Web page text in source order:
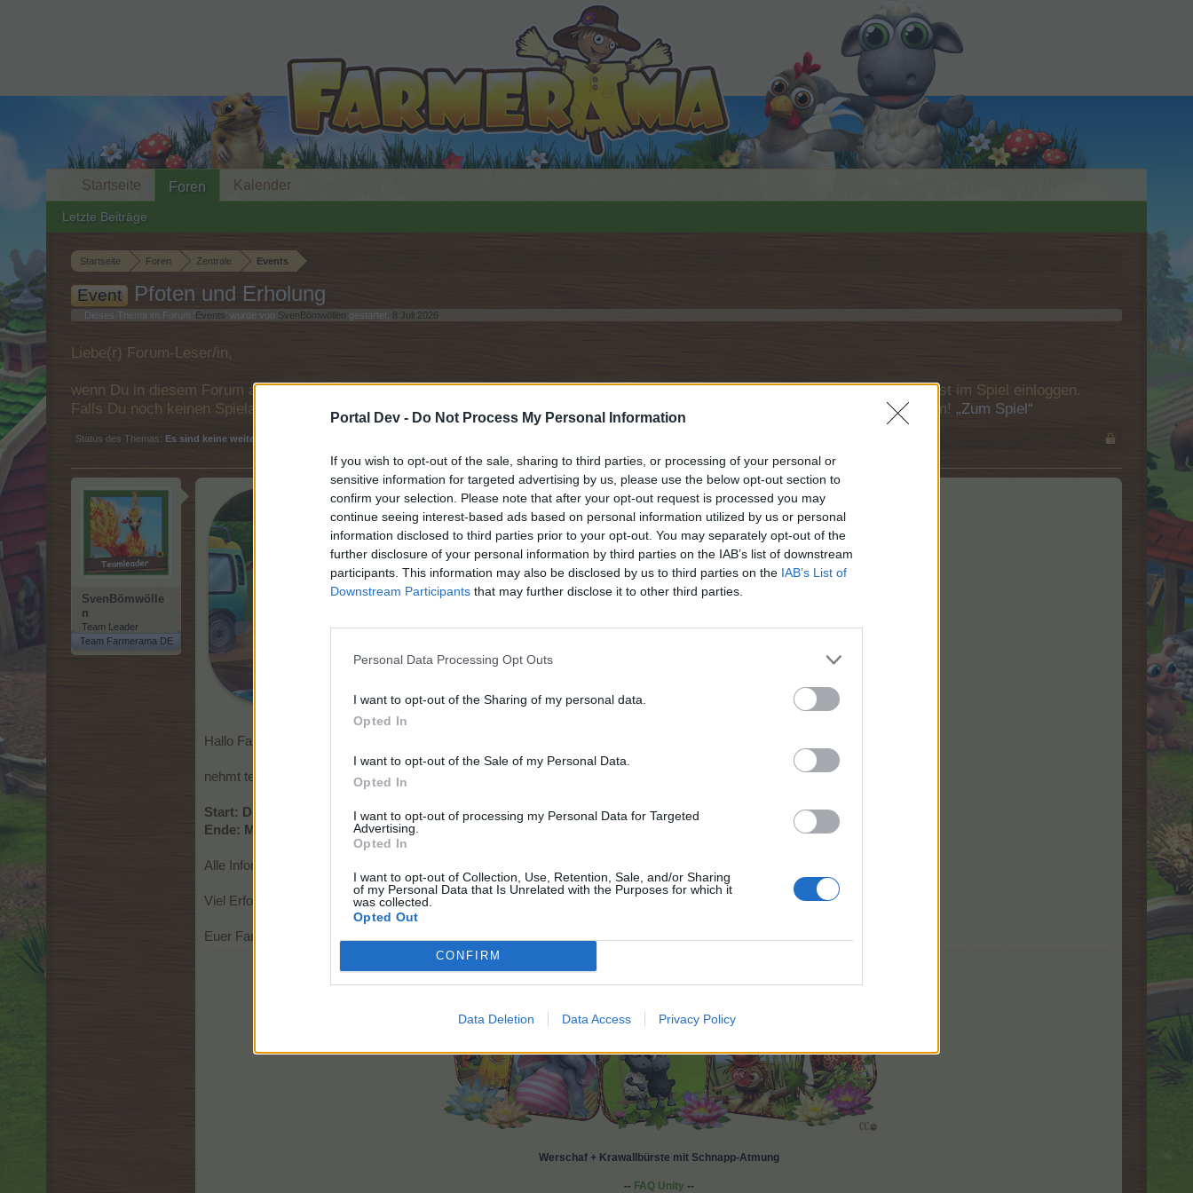
Portal Dev - Do Not Process My Personal Information
If you wish to opt-out of the sale, sharing to third parties, or processing of your personal or
sensitive information for targeted advertising by us, please use the below opt-out section to
confirm your selection. Please note that after your opt-out request is processed you may
continue seeing interest-based ads based on personal information utilized by us or personal
information disclosed to third parties prior to your opt-out. You may separately opt-out of the
further disclosure of your personal information by third parties on the IAB’s list of downstream
participants. This information may also be disclosed by us to third parties on the IAB’s List of
Downstream Participants that may further disclose it to other third parties.
Personal Data Processing Opt Outs
I want to opt-out of the Sharing of my personal data.
Opted In
I want to opt-out of the Sale of my Personal Data.
Opted In
I want to opt-out of processing my Personal Data for Targeted
Advertising.
Opted In
I want to opt-out of Collection, Use, Retention, Sale, and/or Sharing
of my Personal Data that Is Unrelated with the Purposes for which it
was collected.
Opted Out
CONFIRM
Data Deletion Data Access Privacy Policy
Startseite Foren Zentrale Events
Event Pfoten und Erholung
Dieses Thema im Forum ' Events ' wurde von SvenBömwöllen gestartet, 8 Juli 2026
Liebe(r) Forum-Leser/in,
wenn Du in diesem Forum aktiv an den Gesprächen teilnehmen oder eigene Themen starten möchtest, musst Du Dich bitte zunächst im Spiel einloggen.
Falls Du noch keinen Spielaccount besitzt, bitte registriere Dich neu. Wir freuen uns auf Deinen nächsten Besuch in unserem Forum! „Zum Spiel“
Status des Themas: Es sind keine weiteren Antworten möglich.
SvenBömwölle
n
Team Leader
Team Farmerama DE
Hallo Farmer,
nehmt teil am Event "Pfoten und Erholung"
Start: Donnerstag, 09. Juli 2026 - 14:00 Uhr
Ende: Mittwoch, 15. Juli 2026 - 22:00 Uhr
Alle Informationen zum Event erhaltet Ihr in der
Viel Erfolg wünscht Euch
Euer Farmerama - Tetam !
Werschaf + Krawallbürste mit Schnapp-Atmung
-- FAQ Unity --
Startseite Foren
Letzte Beiträge
Kalender